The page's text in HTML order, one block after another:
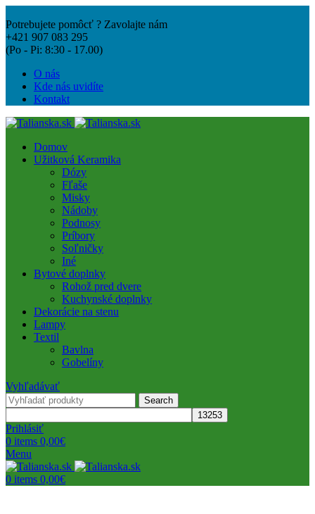
Potrebujete pomôcť ? Zavolajte nám
+421 907 083 295
(Po - Pi: 8:30 - 17.00)
O nás
Kde nás uvidíte
Kontakt
Domov
Užitková Keramika
Dózy
Fľaše
Misky
Nádoby
Podnosy
Príbory
Soľničky
Iné
Bytové doplnky
Rohož pred dvere
Kuchynské doplnky
Dekorácie na stenu
Lampy
Textil
Bavlna
Gobelíny
Vyhľadávať
Search
Prihlásiť
0 items 0,00€
Menu
0 items 0,00€